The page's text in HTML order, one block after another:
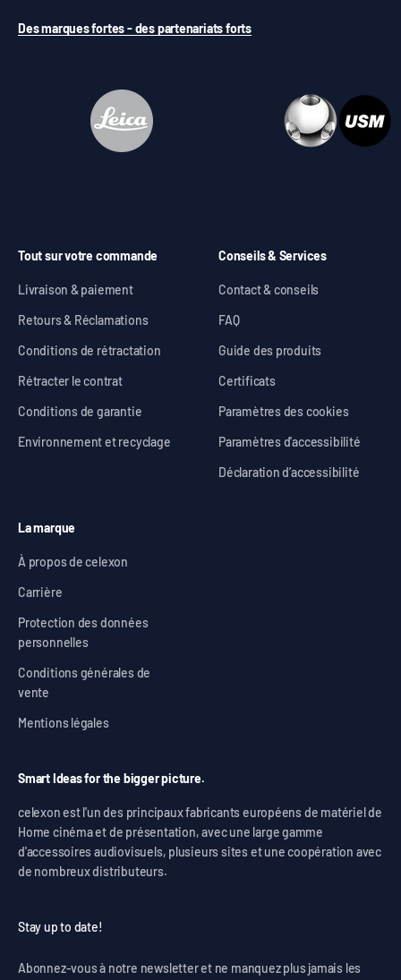
Des marques fortes - des partenariats forts
Tout sur votre commande
Livraison & paiement
Retours & Réclamations
Conditions de rétractation
Rétracter le contrat
Conditions de garantie
Environnement et recyclage
Conseils & Services
Contact & conseils
FAQ
Guide des produits
Certificats
Paramètres des cookies
Paramètres d'accessibilité
Déclaration d’accessibilité
La marque
À propos de celexon
Carrière
Protection des données
personnelles
Conditions générales de
vente
Mentions légales
Smart Ideas for the bigger picture.
celexon est l'un des principaux fabricants européens de matériel de
Home cinéma et de présentation, avec une large gamme
d'accessoires audiovisuels, plusieurs sites et une coopération avec
de nombreux distributeurs.
Stay up to date!
Abonnez-vous à notre newsletter et ne manquez plus jamais les